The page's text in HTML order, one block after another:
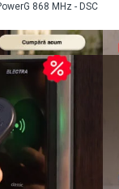
868 MHz - DSC